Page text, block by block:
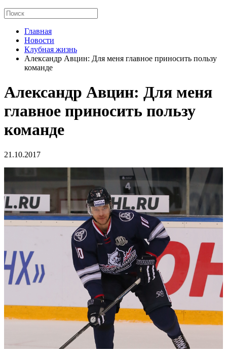
Главная
Новости
Клубная жизнь
Александр Авцин: Для меня главное приносить пользу
команде
Александр Авцин: Для меня
главное приносить пользу
команде
21.10.2017